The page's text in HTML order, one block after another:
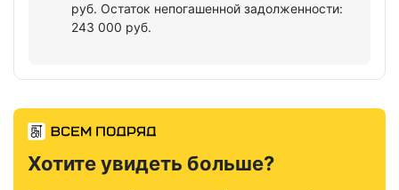
руб. Остаток непогашенной задолженности:
243 000 руб.
Хотите увидеть больше?